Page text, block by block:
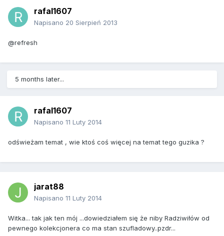
rafal1607
Napisano 20 Sierpień 2013
@refresh
5 months later...
rafal1607
Napisano 11 Luty 2014
odświeżam temat , wie ktoś coś więcej na temat tego guzika ?
jarat88
Napisano 11 Luty 2014
Witka... tak jak ten mój ...dowiedziałem się że niby Radziwiłów od
pewnego kolekcjonera co ma stan szufladowy..pzdr...